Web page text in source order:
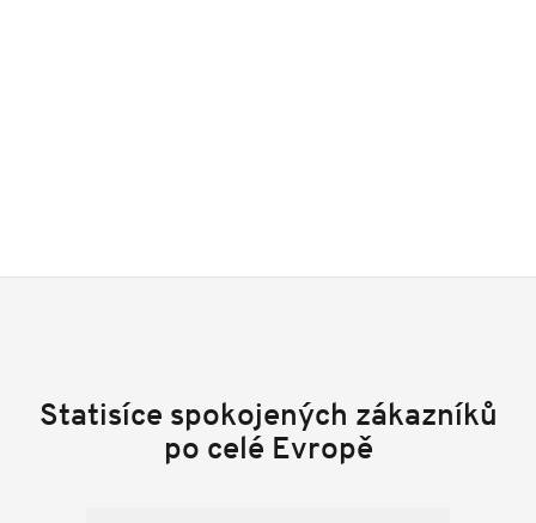
Statisíce spokojených zákazníků
po celé Evropě